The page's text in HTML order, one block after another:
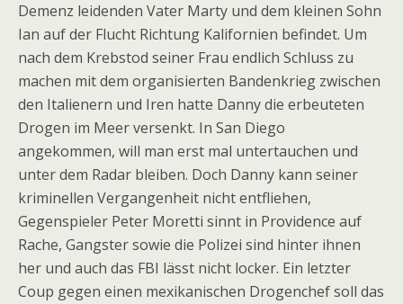
Demenz leidenden Vater Marty und dem kleinen Sohn
Ian auf der Flucht Richtung Kalifornien befindet. Um
nach dem Krebstod seiner Frau endlich Schluss zu
machen mit dem organisierten Bandenkrieg zwischen
den Italienern und Iren hatte Danny die erbeuteten
Drogen im Meer versenkt. In San Diego
angekommen, will man erst mal untertauchen und
unter dem Radar bleiben. Doch Danny kann seiner
kriminellen Vergangenheit nicht entfliehen,
Gegenspieler Peter Moretti sinnt in Providence auf
Rache, Gangster sowie die Polizei sind hinter ihnen
her und auch das FBI lässt nicht locker. Ein letzter
Coup gegen einen mexikanischen Drogenchef soll das